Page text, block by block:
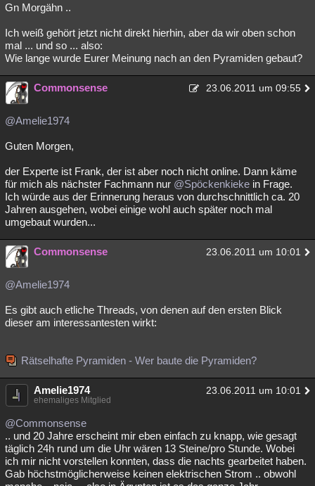
Gn Morgähn ..
Ich weiß gehört jetzt nicht direkt hierhin, aber da wir oben schon
mal ... und so ... also:
Wie lange wurde Eurer Meinung nach an den Pyramiden gebaut?
Commonsense 23.06.2011 um 09:55
@Amelie1974
Guten Morgen,
der Experte ist Frank, der ist aber noch nicht online. Dann käme
für mich als nächster Fachmann nur @Spöckenkieke in Frage.
Ich würde aus der Erinnerung heraus von durchschnittlich ca. 20
Jahren ausgehen, wobei einige wohl auch später noch mal
umgebaut wurden...
Commonsense 23.06.2011 um 10:01
@Amelie1974
Es gibt auch etliche Threads, von denen auf den ersten Blick
dieser am interessantesten wirkt:
Rätselhafte Pyramiden - Wer baute die Pyramiden?
Amelie1974 23.06.2011 um 10:01
ehemaliges Mitglied
@Commonsense
.. und 20 Jahre erscheint mir eben einfach zu knapp, wie gesagt
täglich 24h rund um die Uhr wären 13 Steine/pro Stunde. Wobei
ich mir nicht vorstellen konnten, dass die nachts gearbeitet haben.
Gab höchstmöglicherweise keinen elektrischen Strom .. obwohl